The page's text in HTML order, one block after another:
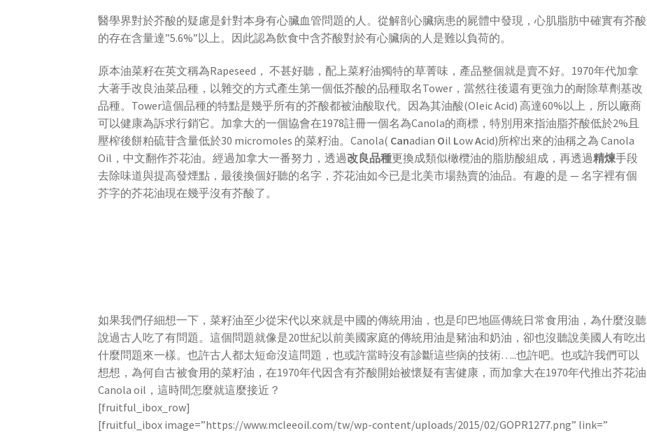
醫學界對於芥酸的疑慮是針對本身有心臟血管問題的人。從解剖心臟病患的屍體中發現，心肌脂肪中確實有芥酸
的存在含量達”5.6%”以上。因此認為飲食中含芥酸對於有心臟病的人是難以負荷的。
原本油菜籽在英文稱為Rapeseed， 不甚好聽，配上菜籽油獨特的草菁味，產品整個就是賣不好。1970年代加拿
大著手改良油菜品種，以雜交的方式產生第一個低芥酸的品種取名Tower，當然往後還有更強力的耐除草劑基改
品種。Tower這個品種的特點是幾乎所有的芥酸都被油酸取代。因為其油酸(Oleic Acid) 高達60%以上，所以廠商
可以健康為訴求行銷它。加拿大的一個協會在1978註冊一個名為Canola的商標，特別用來指油脂芥酸低於2%且
壓榨後餅粕硫苷含量低於30 micromoles 的菜籽油。Canola( Canadian Oil LowAcid)所榨出來的油稱之為 Canola
Oil，中文翻作芥花油。經過加拿大一番努力，透過改良品種更換成類似橄欖油的脂肪酸組成，再透過精煉手段
去除味道與提高發煙點，最後換個好聽的名字，芥花油如今已是北美市場熱賣的油品。有趣的是 — 名字裡有個
芥字的芥花油現在幾乎沒有芥酸了。
如果我們仔細想一下，菜籽油至少從宋代以來就是中國的傳統用油，也是印巴地區傳統日常食用油，為什麼沒聽
說過古人吃了有問題。這個問題就像是20世紀以前美國家庭的傳統用油是豬油和奶油，卻也沒聽說美國人有吃出
什麼問題來一樣。也許古人都太短命沒這問題，也或許當時沒有診斷這些病的技術…..也許吧。也或許我們可以
想想，為何自古被食用的菜籽油，在1970年代因含有芥酸開始被懷疑有害健康，而加拿大在1970年代推出芥花油
Canola oil，這時間怎麼就這麼接近？
[fruitful_ibox_row]
[fruitful_ibox image=”https://www.mcleeoil.com/tw/wp-content/uploads/2015/02/GOPR1277.png” link=”